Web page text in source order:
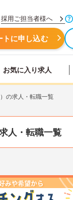
採用ご担当者様へ
トに申し込む
お気に入り求人
の求人・転職一覧
人・転職一覧